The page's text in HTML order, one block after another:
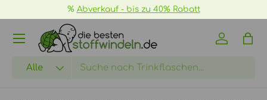
DIREKT ZUM INHALT
% Abverkauf - bis zu 40% Rabatt
Suchen
Alle
Einloggen